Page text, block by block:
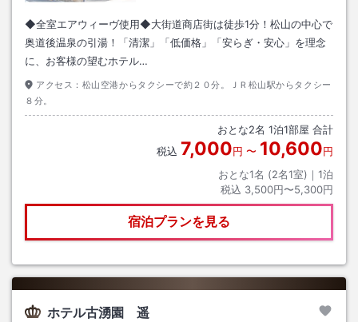
◆全室エアウィーヴ使用◆大街道商店街は徒歩1分！松山の中心で
奥道後温泉の引湯！「清潔」「低価格」「安らぎ・安心」を理念
に、お客様の望むホテル…
アクセス： 松山空港からタクシーで約２０分。ＪＲ松山駅からタクシー
８分。
おとな2名 1泊1部屋 合計
税込 7,000円 〜 10,600円
おとな1名 (2名1室)｜ 1泊
税込 3,500円〜5,300円
宿泊プランを見る
ホテル古湧園 遥